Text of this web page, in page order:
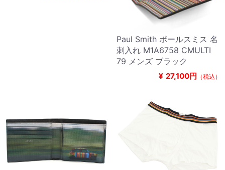
Paul Smith ポールスミス 名
刺入れ M1A6758 CMULTI
79 メンズ ブラック
¥ 27,100円 （税込）